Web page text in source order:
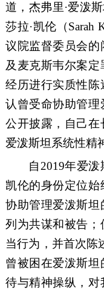
道，杰弗里·爱泼
莎拉·凯伦（Sarah
议院监督委员会的
及麦克斯韦尔案
经历进行实质性
认曾受命协助管理
公开披露，自己
爱泼斯坦系统性精
自2019年爱
凯伦的身份定位
协助管理爱泼斯
列为共谋和被告
当行为，并首次陈
曾被困在爱泼斯
待与精神操纵，